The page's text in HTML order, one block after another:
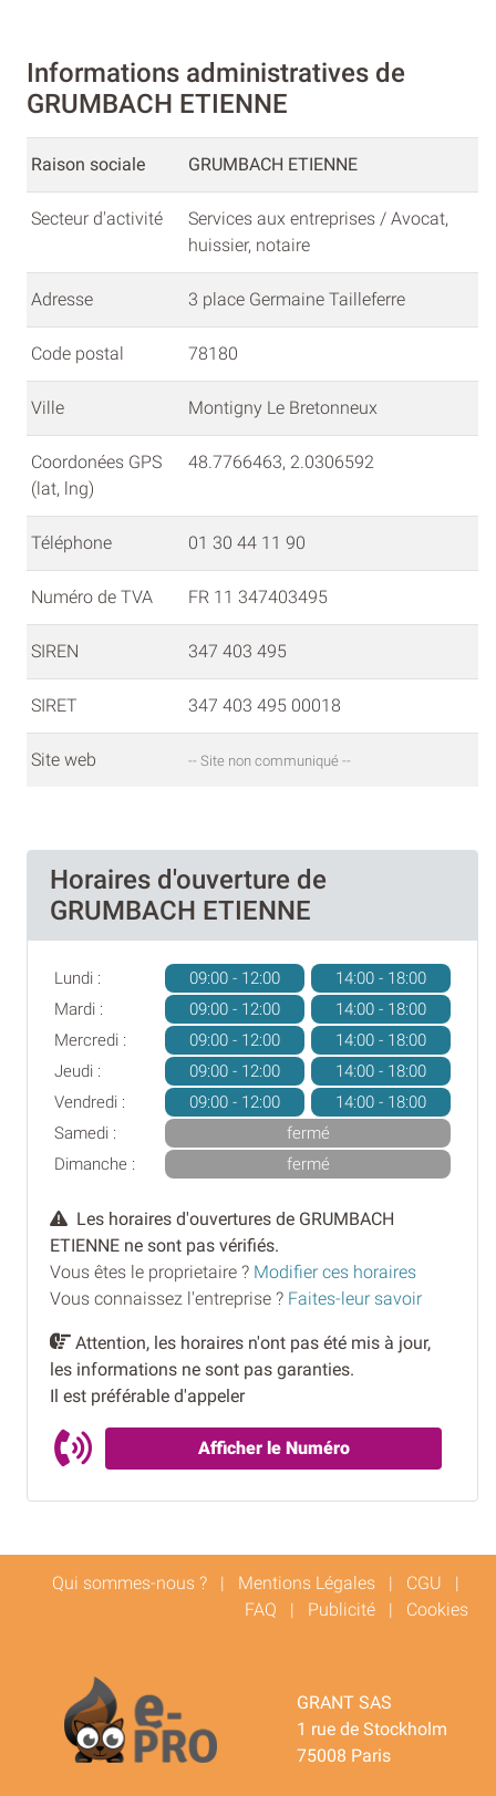
Informations administratives de
GRUMBACH ETIENNE
Raison sociale GRUMBACH ETIENNE
Secteur d'activité
Services aux entreprises / Avocat,
huissier, notaire
Adresse 3 place Germaine Tailleferre
Code postal 78180
Ville Montigny Le Bretonneux
Coordonées GPS
(lat, lng)
48.7766463, 2.0306592
Téléphone 01 30 44 11 90
Numéro de TVA FR 11 347403495
SIREN 347 403 495
SIRET 347 403 495 00018
Site web -- Site non communiqué --
Horaires d'ouverture de
GRUMBACH ETIENNE
Lundi : 09:00 - 12:00
14:00 - 18:00
Mardi :
09:00 - 12:00
14:00 - 18:00
Mercredi :
09:00 - 12:00
14:00 - 18:00
Jeudi :
09:00 - 12:00
14:00 - 18:00
Vendredi :
09:00 - 12:00
14:00 - 18:00
Samedi :
fermé
Dimanche :
fermé
Les horaires d'ouvertures de GRUMBACH
ETIENNE ne sont pas vérifiés.
Vous êtes le proprietaire ? Modifier ces horaires
Vous connaissez l'entreprise ? Faites-leur savoir
Attention, les horaires n'ont pas été mis à jour,
les informations ne sont pas garanties.
Il est préférable d'appeler
Afficher le Numéro
Qui sommes-nous ? | Mentions Légales | CGU |
FAQ | Publicité | Cookies
GRANT SAS
1 rue de Stockholm
75008 Paris